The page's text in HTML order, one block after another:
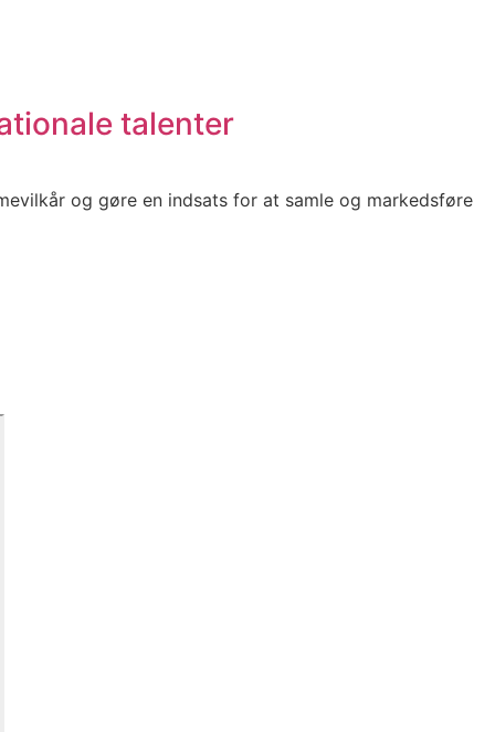
talenter
og gøre en indsats for at samle og markedsføre